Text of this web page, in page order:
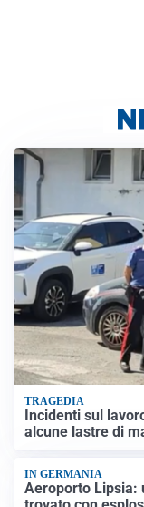
TRAGEDIA
Incidenti sul
alcune lastre di
IN GERMANIA
Aeroporto Lipsia: